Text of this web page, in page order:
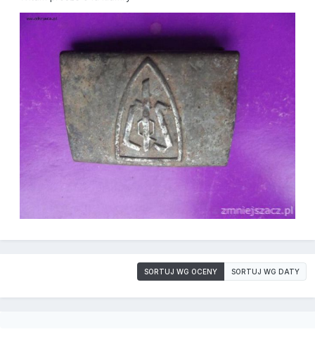
SORTUJ WG OCENY SORTUJ WG DATY